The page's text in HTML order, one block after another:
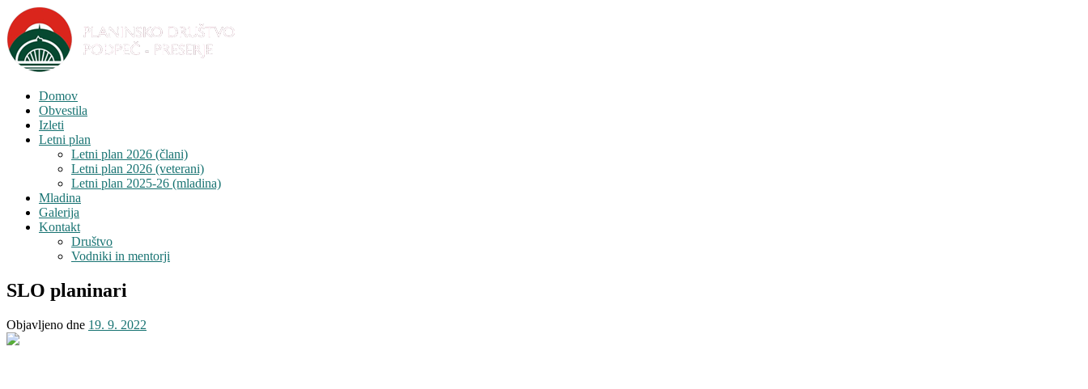
Domov
Obvestila
Izleti
Letni plan
Letni plan 2026 (člani)
Letni plan 2026 (veterani)
Letni plan 2025-26 (mladina)
Mladina
Galerija
Kontakt
Društvo
Vodniki in mentorji
SLO planinari
Objavljeno dne 19. 9. 2022